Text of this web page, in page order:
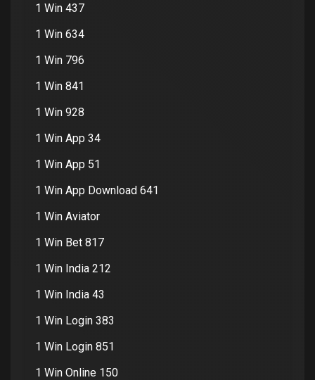
1 Win 437
1 Win 634
1 Win 796
1 Win 841
1 Win 928
1 Win App 34
1 Win App 51
1 Win App Download 641
1 Win Aviator
1 Win Bet 817
1 Win India 212
1 Win India 43
1 Win Login 383
1 Win Login 851
1 Win Online 150